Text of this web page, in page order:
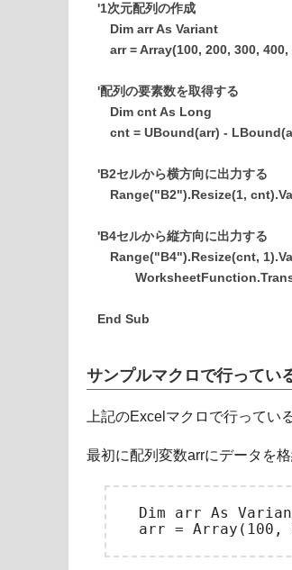
'1次元配列の作成
Dim arr As Variant
arr = Array(100, 200, 300, 400,
'配列の要素数を取得する
Dim cnt As Long
cnt = UBound(arr) -
'B2セルから横方向に出力する
Range("B2").Resize(1,
'B4セルから縦方向に出力する
Range("B4").Resize(cnt,
End Sub
サンプルマクロで行ってい
上記のExcelマクロで行ってい
最初に配列変数arrにデータを格
Dim arr As